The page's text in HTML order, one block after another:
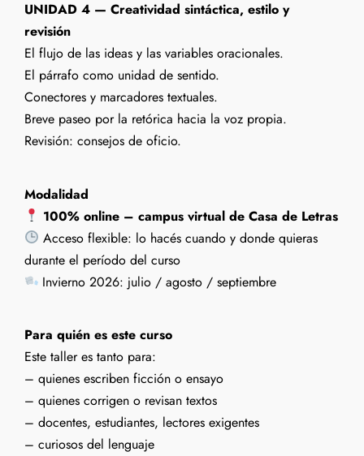
UNIDAD 4 — Creatividad sintáctica, estilo y
revisión
El flujo de las ideas y las variables oracionales.
El párrafo como unidad de sentido.
Conectores y marcadores textuales.
Breve paseo por la retórica hacia la voz propia.
Revisión: consejos de oficio.
Modalidad
100% online – campus virtual de Casa de Letras
Acceso flexible: lo hacés cuando y donde quieras
durante el período del curso
Invierno 2026: julio / agosto / septiembre
Para quién es este curso
Este taller es tanto para:
– quienes escriben ficción o ensayo
– quienes corrigen o revisan textos
– docentes, estudiantes, lectores exigentes
– curiosos del lenguaje